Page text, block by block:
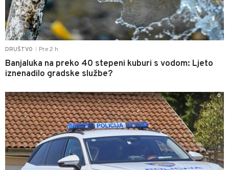
DRUŠTVO Pre 2 h
Banjaluka na preko 40 stepeni kuburi s vodom: Ljeto
iznenadilo gradske službe?
0